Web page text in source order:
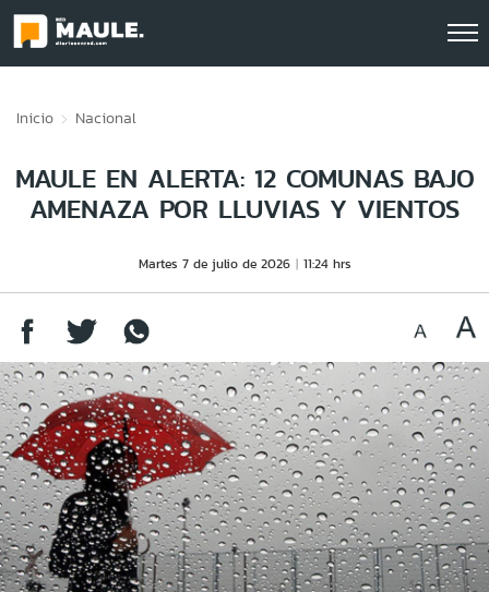
Inicio Nacional
MAULE EN ALERTA: 12 COMUNAS BAJO
AMENAZA POR LLUVIAS Y VIENTOS
Martes 7 de julio de 2026 11:24 hrs